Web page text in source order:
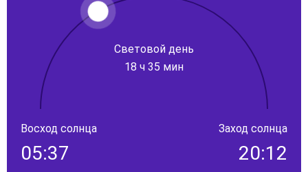
Световой день
18 ч 35 мин
Восход солнца
05:37
Заход солнца
20:12